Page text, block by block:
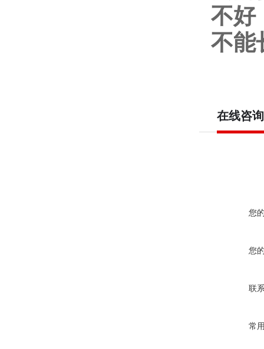
不好
不能
在线咨询
您
您
联
常